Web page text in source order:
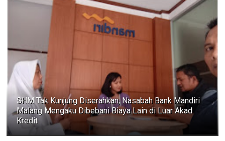
SHM Tak Kunjung Diserahkan, Nasabah Bank Mandiri
Malang Mengaku Dibebani Biaya Lain di Luar Akad
Kredit